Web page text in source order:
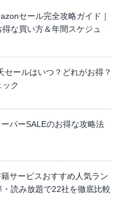
セール完全攻略ガイド｜
な買い方＆年間スケジュ
セールはいつ？どれがお得？
ク
ーパーSALEのお得な攻略法
サービスおすすめ人気ラン
読み放題で22社を徹底比較